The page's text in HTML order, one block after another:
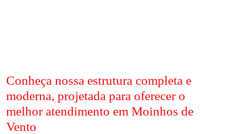
Conheça nossa estrutura completa e
moderna, projetada para oferecer o
melhor atendimento em Moinhos de
Vento